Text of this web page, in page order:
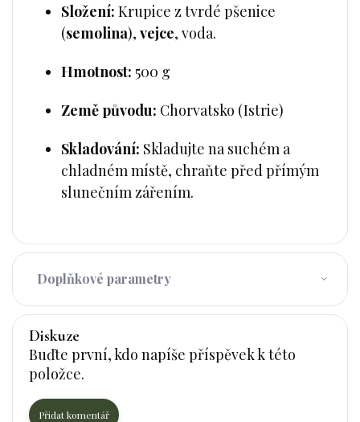
Složení: Krupice z tvrdé pšenice
(semolina), vejce, voda.
Hmotnost: 500 g
Země původu: Chorvatsko (Istrie)
Skladování: Skladujte na suchém a
chladném místě, chraňte před přímým
slunečním zářením.
Doplňkové parametry
Diskuze
Buďte první, kdo napíše příspěvek k této
položce.
Přidat komentář